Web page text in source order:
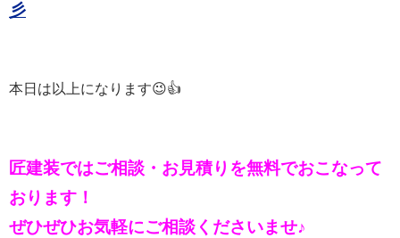
彡
本日は以上になります😉👍
匠建装ではご相談・お見積りを無料でおこなって
おります！
ぜひぜひお気軽にご相談くださいませ♪